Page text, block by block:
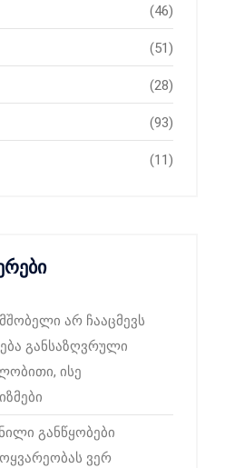
(46)
(51)
(28)
(93)
(11)
არ ჩააცმევს
განსაზღვრული
ისე
განწყობები
ვერ